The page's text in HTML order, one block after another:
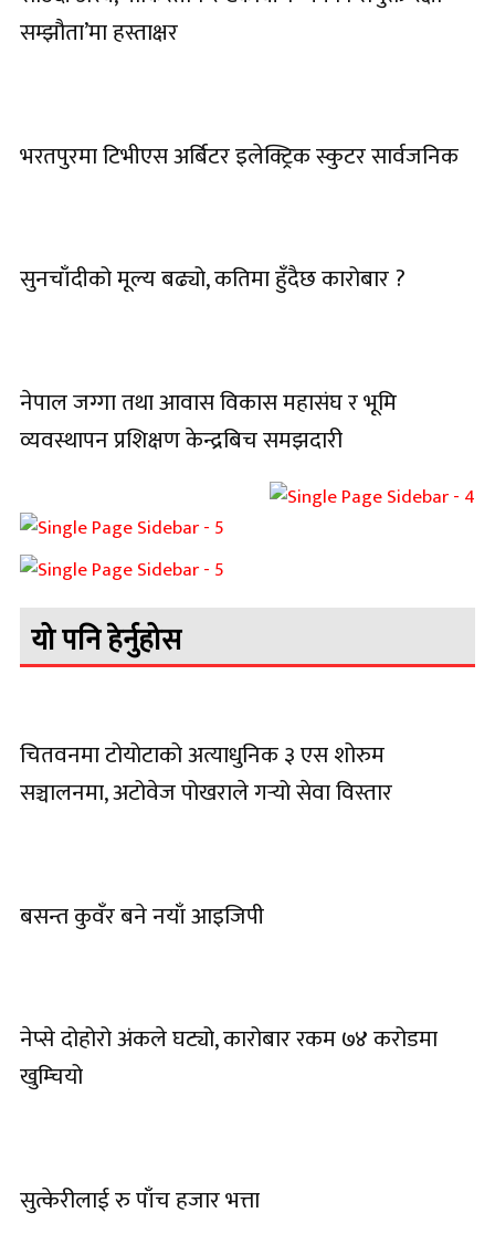
सम्झौता’मा हस्ताक्षर
भरतपुरमा टिभीएस अर्बिटर इलेक्ट्रिक स्कुटर सार्वजनिक
सुनचाँदीको मूल्य बढ्यो, कतिमा हुँदैछ कारोबार ?
नेपाल जग्गा तथा आवास विकास महासंघ र भूमि
व्यवस्थापन प्रशिक्षण केन्द्रबिच समझदारी
यो पनि हेर्नुहोस
चितवनमा टोयोटाको अत्याधुनिक ३ एस शोरुम
सञ्चालनमा, अटोवेज पोखराले गर्‍यो सेवा विस्तार
बसन्त कुवँर बने नयाँ आइजिपी
नेप्से दोहोरो अंकले घट्यो, कारोबार रकम ७४ करोडमा
खुम्चियो
सुत्केरीलाई रु पाँच हजार भत्ता